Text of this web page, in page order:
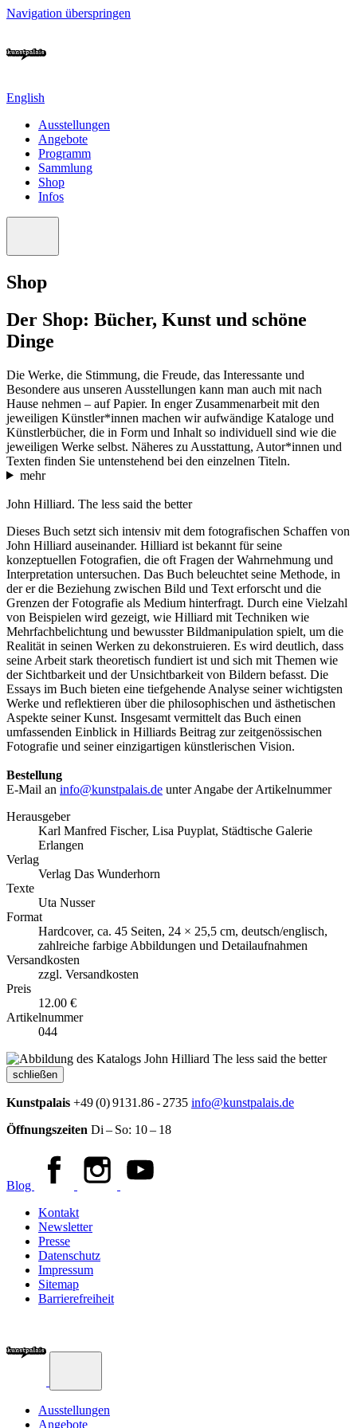
Navigation überspringen
English
Ausstellungen
Angebote
Programm
Sammlung
Shop
Infos
Shop
Der Shop: Bücher, Kunst und schöne
Dinge
Die Werke, die Stimmung, die Freude, das Interessante und
Besondere aus unseren Ausstellungen kann man auch mit nach
Hause nehmen – auf Papier. In enger Zusammenarbeit mit den
jeweiligen Künstler*innen machen wir aufwändige Kataloge und
Künstlerbücher, die in Form und Inhalt so individuell sind wie die
jeweiligen Werke selbst. Näheres zu Ausstattung, Autor*innen und
Texten finden Sie untenstehend bei den einzelnen Titeln.
mehr
John Hilliard. The less said the better
Dieses Buch setzt sich intensiv mit dem fotografischen Schaffen von
John Hilliard auseinander. Hilliard ist bekannt für seine
konzeptuellen Fotografien, die oft Fragen der Wahrnehmung und
Interpretation untersuchen. Das Buch beleuchtet seine Methode, in
der er die Beziehung zwischen Bild und Text erforscht und die
Grenzen der Fotografie als Medium hinterfragt. Durch eine Vielzahl
von Beispielen wird gezeigt, wie Hilliard mit Techniken wie
Mehrfachbelichtung und bewusster Bildmanipulation spielt, um die
Realität in seinen Werken zu dekonstruieren. Es wird deutlich, dass
seine Arbeit stark theoretisch fundiert ist und sich mit Themen wie
der Sichtbarkeit und der Unsichtbarkeit von Bildern befasst. Die
Essays im Buch bieten eine tiefgehende Analyse seiner wichtigsten
Werke und reflektieren über die philosophischen und ästhetischen
Aspekte seiner Kunst. Insgesamt vermittelt das Buch einen
umfassenden Einblick in Hilliards Beitrag zur zeitgenössischen
Fotografie und seiner einzigartigen künstlerischen Vision.
Bestellung
E-Mail an info@kunstpalais.de unter Angabe der Artikelnummer
Herausgeber
Karl Manfred Fischer, Lisa Puyplat, Städtische Galerie
Erlangen
Verlag
Verlag Das Wunderhorn
Texte
Uta Nusser
Format
Hardcover, ca. 45 Seiten, 24 × 25,5 cm, deutsch/englisch,
zahlreiche farbige Abbildungen und Detailaufnahmen
Versandkosten
zzgl. Versandkosten
Preis
12.00 €
Artikelnummer
044
schließen
Kunstpalais +49 (0) 9131.86 - 2735 info@kunstpalais.de
Öffnungszeiten Di – So: 10 – 18
Blog
Kontakt
Newsletter
Presse
Datenschutz
Impressum
Sitemap
Barrierefreiheit
Ausstellungen
Angebote